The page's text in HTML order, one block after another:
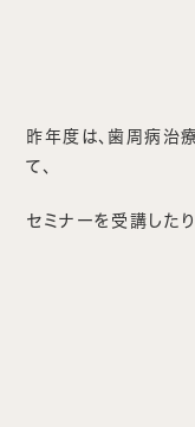
昨年度は、歯周病治
て、
セミナーを受講した